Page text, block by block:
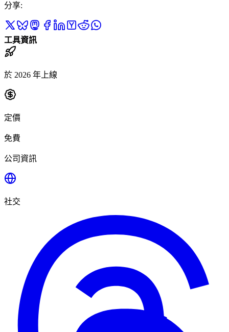
分享:
工具資訊
於 2026 年上線
定價
免費
公司資訊
社交